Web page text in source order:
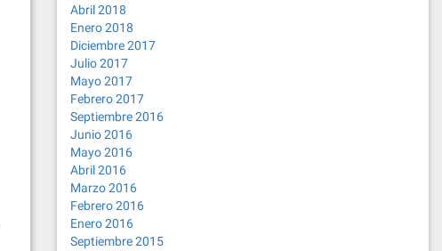
Abril 2018
Enero 2018
Diciembre 2017
Julio 2017
Mayo 2017
Febrero 2017
Septiembre 2016
Junio 2016
Mayo 2016
Abril 2016
Marzo 2016
Febrero 2016
Enero 2016
Septiembre 2015